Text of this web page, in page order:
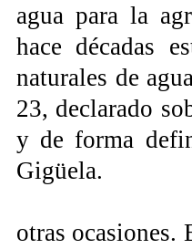
agua para la
hace décadas
naturales de
23, declarado
y de forma
Gigüela.
otras ocasiones.